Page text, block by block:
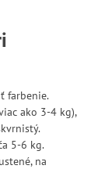
farbenie.
ako 3-4 kg),
5-6 kg.
na